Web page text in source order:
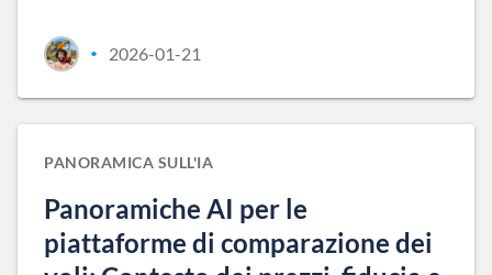
• 2026-01-21
PANORAMICA SULL'IA
Panoramiche AI per le
piattaforme di comparazione dei